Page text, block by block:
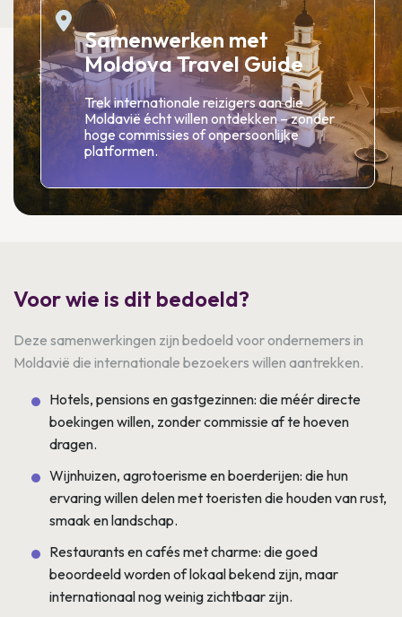
Samenwerken met
Moldova Travel Guide
Trek internationale reizigers aan die
Moldavië écht willen ontdekken – zonder
hoge commissies of onpersoonlijke
platformen.
Voor wie is dit bedoeld?
Deze samenwerkingen zijn bedoeld voor ondernemers in
Moldavië die internationale bezoekers willen aantrekken.
Hotels, pensions en gastgezinnen: die méér directe
boekingen willen, zonder commissie af te hoeven
dragen.
Wijnhuizen, agrotoerisme en boerderijen: die hun
ervaring willen delen met toeristen die houden van rust,
smaak en landschap.
Restaurants en cafés met charme: die goed
beoordeeld worden of lokaal bekend zijn, maar
internationaal nog weinig zichtbaar zijn.